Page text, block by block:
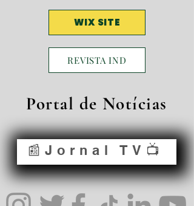
WIX SITE
REVISTA IND
Portal de Notícias
📰Jornal TV📺